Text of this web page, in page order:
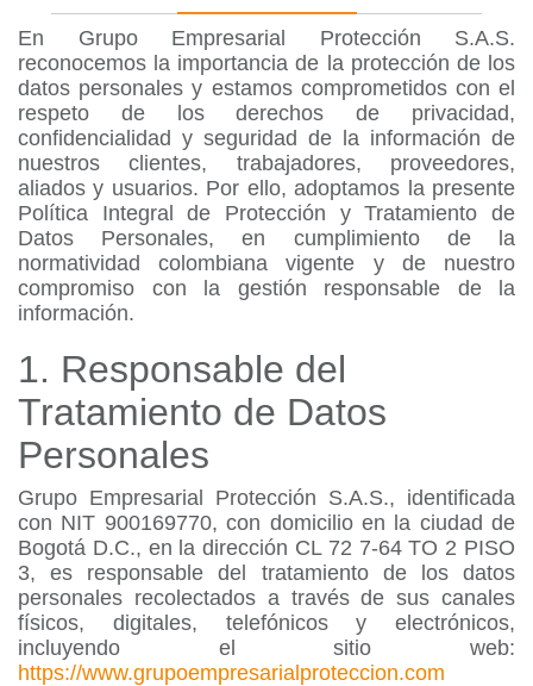
En Grupo Empresarial Protección S.A.S.
reconocemos la importancia de la protección de los
datos personales y estamos comprometidos con el
respeto de los derechos de privacidad,
confidencialidad y seguridad de la información de
nuestros clientes, trabajadores, proveedores,
aliados y usuarios. Por ello, adoptamos la presente
Política Integral de Protección y Tratamiento de
Datos Personales, en cumplimiento de la
normatividad colombiana vigente y de nuestro
compromiso con la gestión responsable de la
información.
1. Responsable del
Tratamiento de Datos
Personales
Grupo Empresarial Protección S.A.S., identificada
con NIT 900169770, con domicilio en la ciudad de
Bogotá D.C., en la dirección CL 72 7-64 TO 2 PISO
3, es responsable del tratamiento de los datos
personales recolectados a través de sus canales
físicos, digitales, telefónicos y electrónicos,
incluyendo el sitio web:
https://www.grupoempresarialproteccion.com